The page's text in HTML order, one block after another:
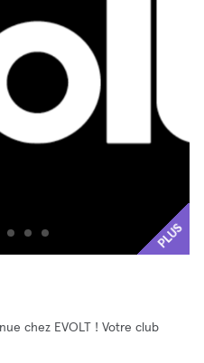
PLUS
chez EVOLT ! Votre club